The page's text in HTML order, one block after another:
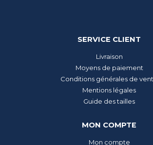
SERVICE CLIENT
Livraison
Moyens de paiement
Conditions générales de
Mentions légales
Guide des tailles
MON COMPTE
Mon compte